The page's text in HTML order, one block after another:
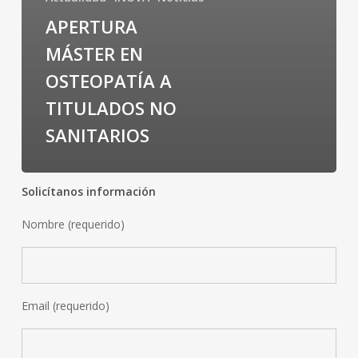
APERTURA
MÁSTER EN
OSTEOPATÍA A
TITULADOS NO
SANITARIOS
Solicítanos información
Nombre (requerido)
Email (requerido)